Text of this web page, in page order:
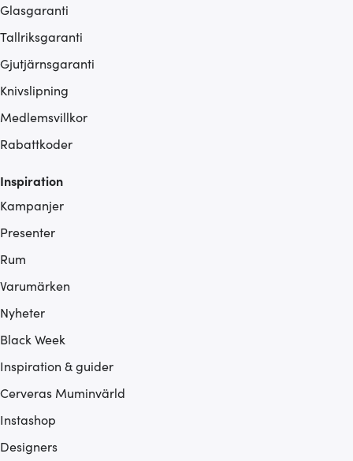
Glasgaranti
Tallriksgaranti
Gjutjärnsgaranti
Knivslipning
Medlemsvillkor
Rabattkoder
Inspiration
Kampanjer
Presenter
Rum
Varumärken
Nyheter
Black Week
Inspiration & guider
Cerveras Muminvärld
Instashop
Designers